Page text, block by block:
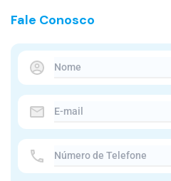
Fale Conosco